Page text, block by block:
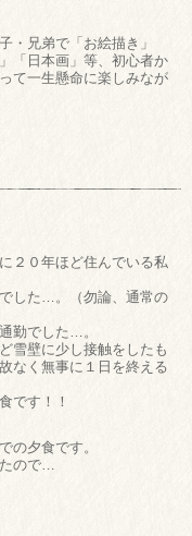
・兄弟で「お絵描き」
「日本画」等、初心者か
て一生懸命に楽しみなが
２０年ほど住んでいる私
した…。（勿論、通常の
勤でした…。
雪壁に少し接触をしたも
なく無事に１日を終える
です！！
の夕食です。
ので…